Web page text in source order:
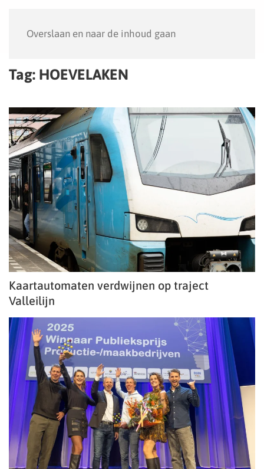
Overslaan en naar de inhoud gaan
Tag: HOEVELAKEN
Kaartautomaten verdwijnen op traject
Valleilijn